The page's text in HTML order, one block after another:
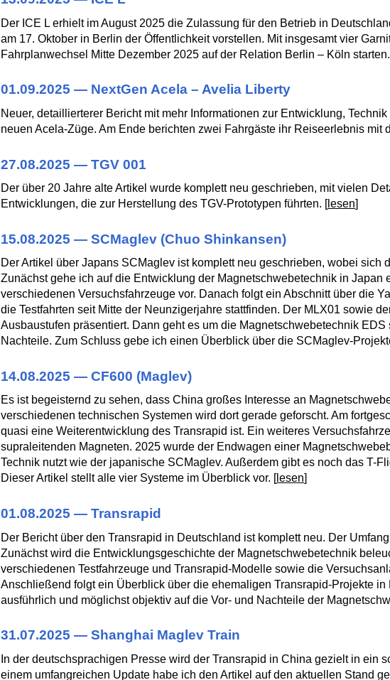
Der ICE L erhielt im August 2025 die Zulassung für den Betrieb in
am 17. Oktober in Berlin der Öffentlichkeit vorstellen. Mit insgesamt vier
Fahrplanwechsel Mitte Dezember 2025 auf der Relation Berlin – Köln
01.09.2025 — NextGen Acela – Avelia Liberty
Neuer, detaillierterer Bericht mit mehr Informationen zur Entwicklung,
neuen Acela-Züge. Am Ende berichten zwei Fahrgäste ihr Reiseerlebnis mit
27.08.2025 — TGV 001
Der über 20 Jahre alte Artikel wurde komplett neu geschrieben, mit vielen
Entwicklungen, die zur Herstellung des TGV-Prototypen führten. [lesen]
15.08.2025 — SCMaglev (Chuo Shinkansen)
Der Artikel über Japans SCMaglev ist komplett neu geschrieben, wobei sich
Zunächst gehe ich auf die Entwicklung der Magnetschwebetechnik in Japan
verschiedenen Versuchsfahrzeuge vor. Danach folgt ein Abschnitt über die
die Testfahrten seit Mitte der Neunzigerjahre stattfinden. Der MLX01 sowie
Ausbaustufen präsentiert. Dann geht es um die Magnetschwebetechnik EDS
Nachteile. Zum Schluss gebe ich einen Überblick über die SCMaglev-
14.08.2025 — CF600 (Maglev)
Es ist begeisternd zu sehen, dass China großes Interesse an
verschiedenen technischen Systemen wird dort gerade geforscht. Am
quasi eine Weiterentwicklung des Transrapid ist. Ein weiteres
supraleitenden Magneten. 2025 wurde der Endwagen einer
Technik nutzt wie der japanische SCMaglev. Außerdem gibt es noch das T-
Dieser Artikel stellt alle vier Systeme im Überblick vor. [
lesen
01.08.2025 — Transrapid
Der Bericht über den Transrapid in Deutschland ist komplett neu. Der
Zunächst wird die Entwicklungsgeschichte der Magnetschwebetechnik
verschiedenen Testfahrzeuge und Transrapid-Modelle sowie die
Anschließend folgt ein Überblick über die ehemaligen Transrapid-Projekte
ausführlich und möglichst objektiv auf die Vor- und Nachteile der
31.07.2025 — Shanghai Maglev Train
In der deutschsprachigen Presse wird der Transrapid in China gezielt in ein
einem umfangreichen Update habe ich den Artikel auf den aktuellen Stand